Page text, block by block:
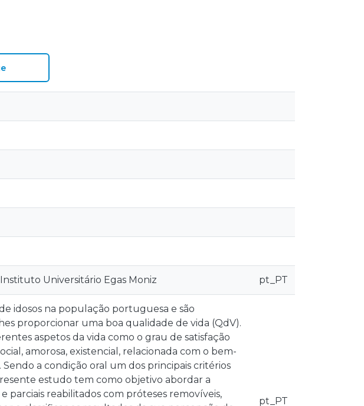
Universitário Egas Moniz pt_PT
idosos na população portuguesa e são
proporcionar uma boa qualidade de vida (QdV).
aspetos da vida como o grau de satisfação
amorosa, existencial, relacionada com o bem-
a condição oral um dos principais critérios
estudo tem como objetivo abordar a
parciais reabilitados com próteses removíveis,
pt_PT